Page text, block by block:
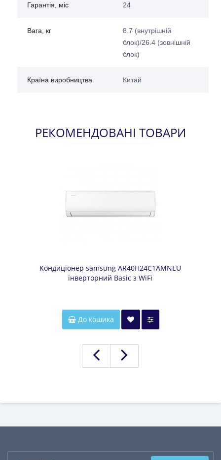
Гарантія, міс 24
Вага, кг
8.7 (внутрішній
блок)/26.4 (зовнішній
блок)
Країна виробництва Китай
РЕКОМЕНДОВАНІ ТОВАРИ
Кондиціонер samsung AR40H24C1AMNEU
інверторний Basic з WiFi
До кошика